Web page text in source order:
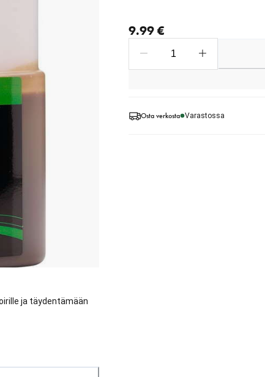
ja täydentämään
9.99 €
Osta verkosta Varastossa